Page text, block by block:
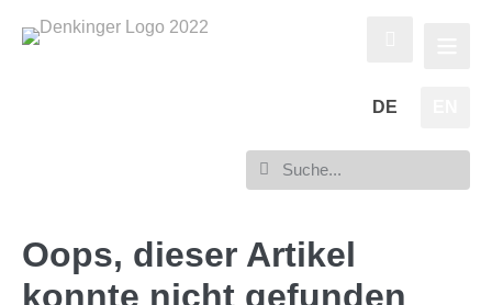
DE
Oops, dieser Artikel
konnte nicht gefunden